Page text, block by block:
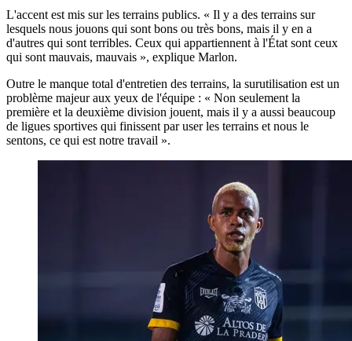
L'accent est mis sur les terrains publics. « Il y a des terrains sur
lesquels nous jouons qui sont bons ou très bons, mais il y en a
d'autres qui sont terribles. Ceux qui appartiennent à l'État sont ceux
qui sont mauvais, mauvais », explique Marlon.
Outre le manque total d'entretien des terrains, la surutilisation est un
problème majeur aux yeux de l'équipe : « Non seulement la
première et la deuxième division jouent, mais il y a aussi beaucoup
de ligues sportives qui finissent par user les terrains et nous le
sentons, ce qui est notre travail ».